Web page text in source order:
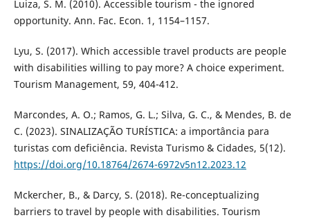
Luiza, S. M. (2010). Accessible tourism - the ignored
opportunity. Ann. Fac. Econ. 1, 1154–1157.
Lyu, S. (2017). Which accessible travel products are people
with disabilities willing to pay more? A choice experiment.
Tourism Management, 59, 404-412.
Marcondes, A. O.; Ramos, G. L.; Silva, G. C., & Mendes, B. de
C. (2023). SINALIZAÇÃO TURÍSTICA: a importância para
turistas com deficiência. Revista Turismo & Cidades, 5(12).
https://doi.org/10.18764/2674-6972v5n12.2023.12
Mckercher, B., & Darcy, S. (2018). Re-conceptualizing
barriers to travel by people with disabilities. Tourism